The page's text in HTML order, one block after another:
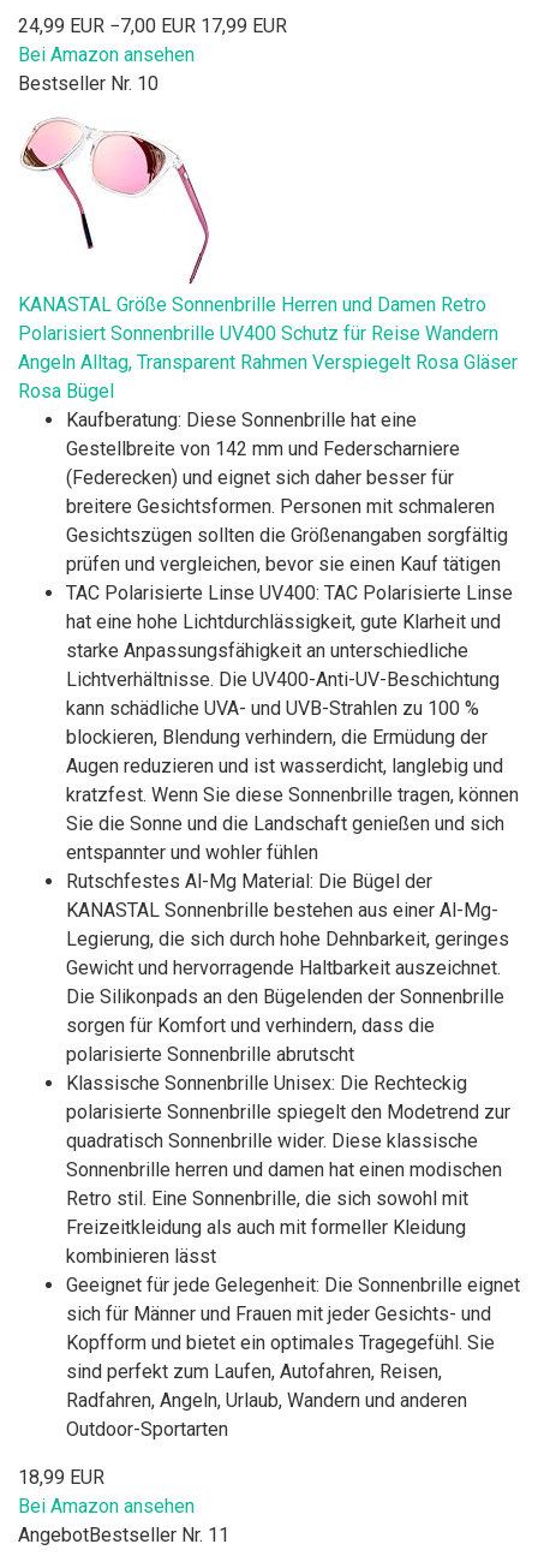
24,99 EUR −7,00 EUR 17,99 EUR
Bei Amazon ansehen
Bestseller Nr. 10
KANASTAL Größe Sonnenbrille Herren und Damen Retro
Polarisiert Sonnenbrille UV400 Schutz für Reise Wandern
Angeln Alltag, Transparent Rahmen Verspiegelt Rosa Gläser
Rosa Bügel
Kaufberatung: Diese Sonnenbrille hat eine
Gestellbreite von 142 mm und Federscharniere
(Federecken) und eignet sich daher besser für
breitere Gesichtsformen. Personen mit schmaleren
Gesichtszügen sollten die Größenangaben sorgfältig
prüfen und vergleichen, bevor sie einen Kauf tätigen
TAC Polarisierte Linse UV400: TAC Polarisierte Linse
hat eine hohe Lichtdurchlässigkeit, gute Klarheit und
starke Anpassungsfähigkeit an unterschiedliche
Lichtverhältnisse. Die UV400-Anti-UV-Beschichtung
kann schädliche UVA- und UVB-Strahlen zu 100 %
blockieren, Blendung verhindern, die Ermüdung der
Augen reduzieren und ist wasserdicht, langlebig und
kratzfest. Wenn Sie diese Sonnenbrille tragen, können
Sie die Sonne und die Landschaft genießen und sich
entspannter und wohler fühlen
Rutschfestes Al-Mg Material: Die Bügel der
KANASTAL Sonnenbrille bestehen aus einer Al-Mg-
Legierung, die sich durch hohe Dehnbarkeit, geringes
Gewicht und hervorragende Haltbarkeit auszeichnet.
Die Silikonpads an den Bügelenden der Sonnenbrille
sorgen für Komfort und verhindern, dass die
polarisierte Sonnenbrille abrutscht
Klassische Sonnenbrille Unisex: Die Rechteckig
polarisierte Sonnenbrille spiegelt den Modetrend zur
quadratisch Sonnenbrille wider. Diese klassische
Sonnenbrille herren und damen hat einen modischen
Retro stil. Eine Sonnenbrille, die sich sowohl mit
Freizeitkleidung als auch mit formeller Kleidung
kombinieren lässt
Geeignet für jede Gelegenheit: Die Sonnenbrille eignet
sich für Männer und Frauen mit jeder Gesichts- und
Kopfform und bietet ein optimales Tragegefühl. Sie
sind perfekt zum Laufen, Autofahren, Reisen,
Radfahren, Angeln, Urlaub, Wandern und anderen
Outdoor-Sportarten
18,99 EUR
Bei Amazon ansehen
AngebotBestseller Nr. 11